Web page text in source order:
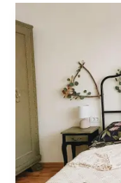
din
lemn
(P)
▶️